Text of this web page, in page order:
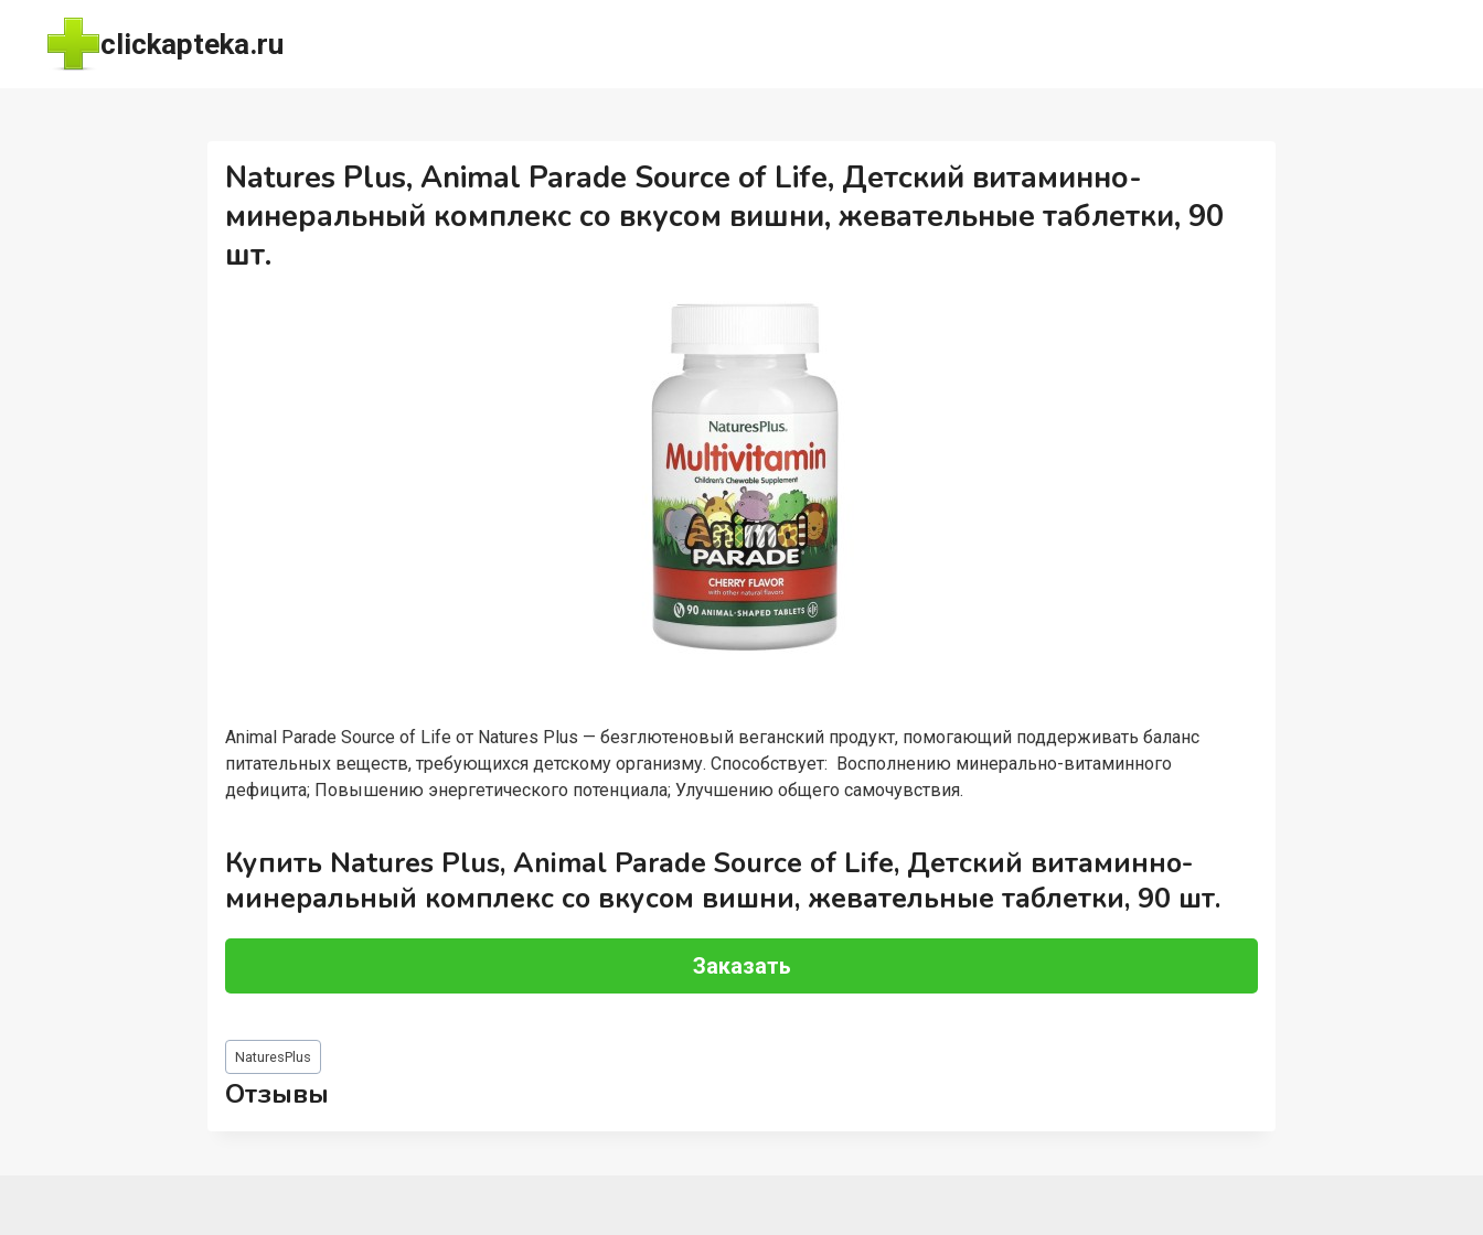
Перейти
содержимому
clickapteka.ru
Natures Plus, Animal Parade Source of Life, Детский витаминно-
минеральный комплекс со вкусом вишни, жевательные таблетки, 90
шт.
Animal Parade Source of Life от Natures Plus — безглютеновый веганский продукт, помогающий поддерживать баланс
питательных веществ, требующихся детскому организму. Способствует: Восполнению минерально-витаминного
дефицита; Повышению энергетического потенциала; Улучшению общего самочувствия.
Купить Natures Plus, Animal Parade Source of Life, Детский витаминно-
минеральный комплекс со вкусом вишни, жевательные таблетки, 90 шт.
Заказать
Метки
записи:
NaturesPlus
Отзывы